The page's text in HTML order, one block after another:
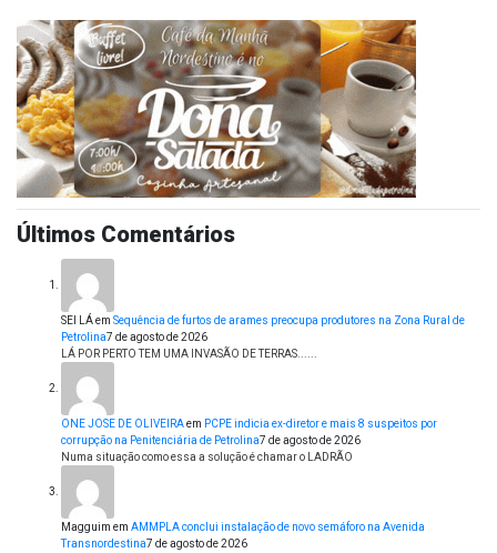
Últimos Comentários
SEI LÁem Sequência de furtos de arames preocupa produtores na Zona Rural de
Petrolina7 de agosto de 2026
LÁ POR PERTO TEM UMA INVASÃO DE TERRAS......
ONE JOSE DE OLIVEIRAem PCPE indicia ex-diretor e mais 8 suspeitos por
corrupção na Penitenciária de Petrolina7 de agosto de 2026
Numa situação como essa a solução é chamar o LADRÃO
Magguim em AMMPLA conclui instalação de novo semáforo na Avenida
Transnordestina7 de agosto de 2026